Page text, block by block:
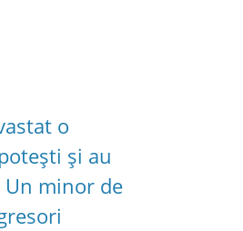
o
și au
minor de